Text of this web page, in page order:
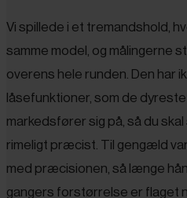
Vi spillede i et tremandshold,
samme model, og målingerne
overens hele runden. Den har
låsefunktioner, som de
markedsfører sig på, så du
rimeligt præcist. Til gengæld
med præcisionen, så længe
gangers forstørrelse er flaget